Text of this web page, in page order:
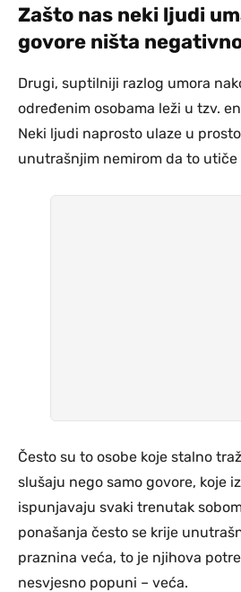
Zašto nas neki ljudi
govore ništa
Drugi, suptilniji razlog umora
određenim osobama leži u tzv.
Neki ljudi naprosto ulaze u
unutrašnjim nemirom da to utiče
Često su to osobe koje stalno
slušaju nego samo govore, koje
ispunjavaju svaki trenutak
ponašanja često se krije
praznina veća, to je njihova
nesvjesno popuni – veća.